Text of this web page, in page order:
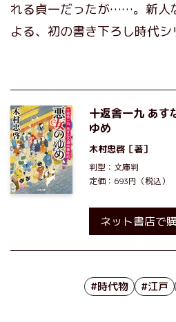
れる貞一だったが……。新人
よる、初の書き下ろし時代シ
十返舎一九 あす
ゆめ
木村忠啓 ［著］
判型：文庫判
定価：693円（税込）
ネット書店で
#時代物 #江戸